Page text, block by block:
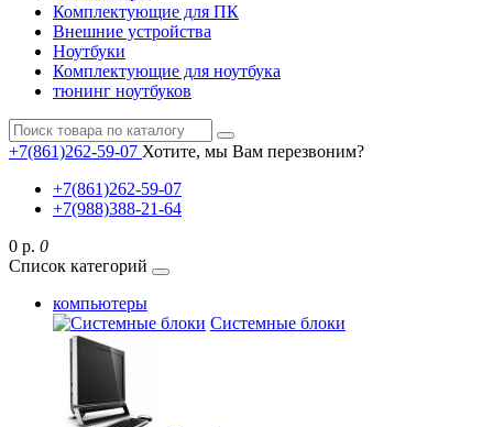
Комплектующие для ПК
Внешние устройства
Ноутбуки
Комплектующие для ноутбука
тюнинг ноутбуков
+7(861)262-59-07 Хотите, мы Вам перезвоним?
+7(861)262-59-07
+7(988)388-21-64
0 р. 0
Список категорий
компьютеры
Системные блоки